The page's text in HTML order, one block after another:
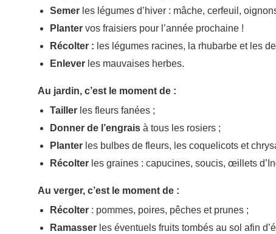
Semer les légumes d’hiver : mâche, cerfeuil,
Planter vos fraisiers pour l’année prochaine !
Récolter : les légumes racines, la rhubarbe et les
Enlever les mauvaises herbes.
Au jardin, c’est le moment de :
Tailler les fleurs fanées ;
Donner de l’engrais à tous les rosiers ;
Planter les bulbes de fleurs, les coquelicots et
Récolter les graines : capucines, soucis, œillets
Au verger, c’est le moment de :
Récolter : pommes, poires, pêches et prunes ;
Ramasser les éventuels fruits tombés au sol afin